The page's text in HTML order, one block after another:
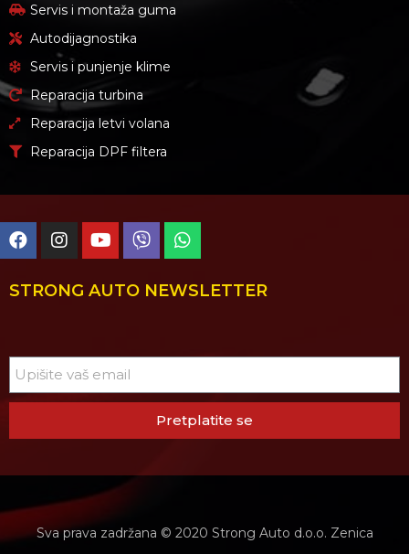
Servis i montaža guma
Autodijagnostika
Servis i punjenje klime
Reparacija turbina
Reparacija letvi volana
Reparacija DPF filtera
STRONG AUTO NEWSLETTER
Pretplatite se
Sva prava zadržana © 2020 Strong Auto d.o.o. Zenica